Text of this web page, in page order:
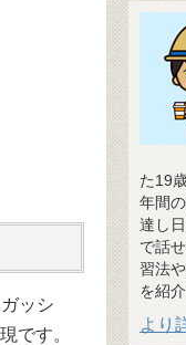
ッシ
です。
た19
年間
達し
で話
習法
を紹
より